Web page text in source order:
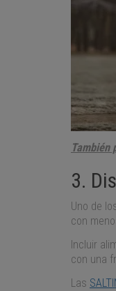
También
3.
Uno de
con
Incluir
con una
Las